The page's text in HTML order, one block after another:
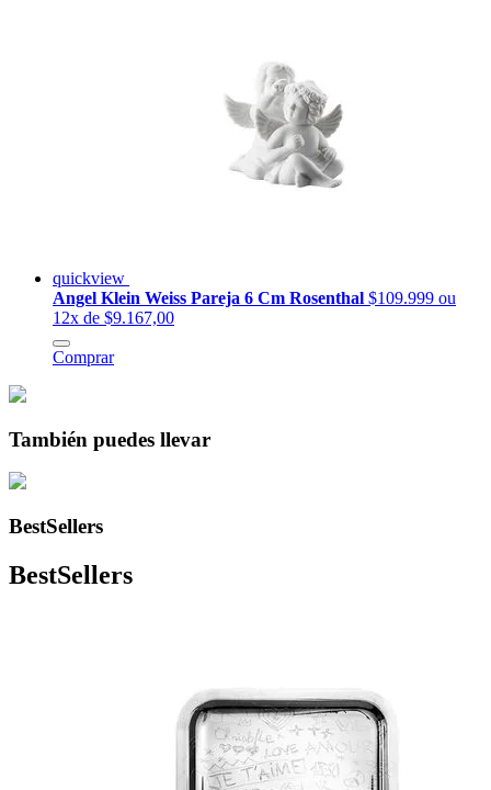
quickview
Angel Klein Weiss Pareja 6 Cm Rosenthal $109.999 ou
12x de $9.167,00
Comprar
También puedes llevar
BestSellers
BestSellers